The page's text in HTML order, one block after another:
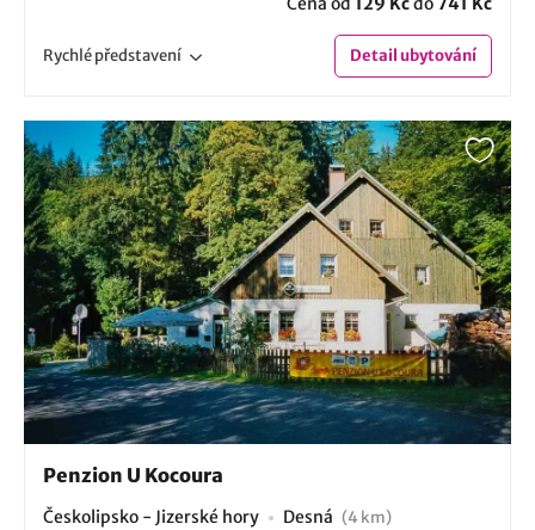
Rychlépředstavení Detailubytování
Penzion U Kocoura
Českolipsko - Jizerské hory Desná (4 km)